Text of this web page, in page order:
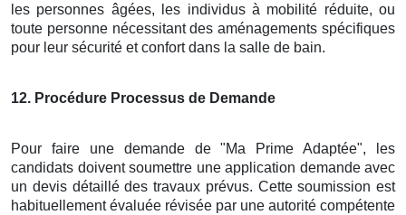
les personnes âgées, les individus à mobilité réduite, ou
toute personne nécessitant des aménagements spécifiques
pour leur sécurité et confort dans la salle de bain.
12. Procédure Processus de Demande
Pour faire une demande de "Ma Prime Adaptée", les
candidats doivent soumettre une application demande avec
un devis détaillé des travaux prévus. Cette soumission est
habituellement évaluée révisée par une autorité compétente